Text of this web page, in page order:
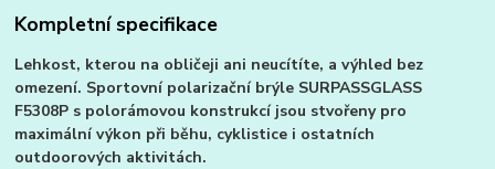
Kompletní specifikace
Lehkost, kterou na obličeji ani neucítíte, a výhled bez
omezení. Sportovní polarizační brýle SURPASSGLASS
F5308P s polorámovou konstrukcí jsou stvořeny pro
maximální výkon při běhu, cyklistice i ostatních
outdoorových aktivitách.